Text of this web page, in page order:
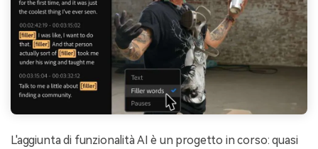
L'aggiunta di funzionalità AI è un progetto in corso: quasi